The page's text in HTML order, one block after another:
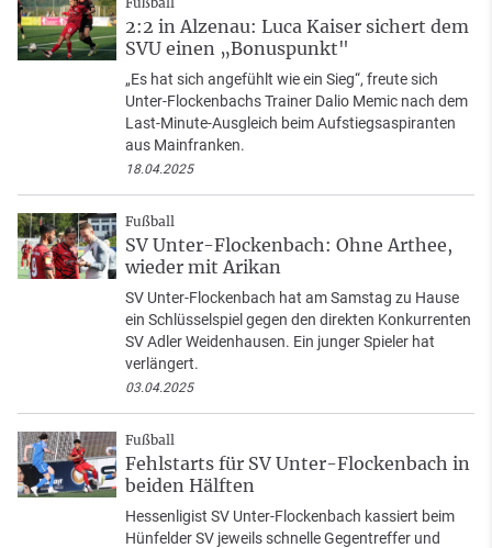
2:2 in Alzenau: Luca Kaiser sichert dem
SVU einen „Bonuspunkt"
„Es hat sich angefühlt wie ein Sieg“, freute sich
Unter-Flockenbachs Trainer Dalio Memic nach dem
Last-Minute-Ausgleich beim Aufstiegsaspiranten
aus Mainfranken.
18.04.2025
Fußball
SV Unter-Flockenbach: Ohne Arthee,
wieder mit Arikan
SV Unter-Flockenbach hat am Samstag zu Hause
ein Schlüsselspiel gegen den direkten Konkurrenten
SV Adler Weidenhausen. Ein junger Spieler hat
verlängert.
03.04.2025
Fußball
Fehlstarts für SV Unter-Flockenbach in
beiden Hälften
Hessenligist SV Unter-Flockenbach kassiert beim
Hünfelder SV jeweils schnelle Gegentreffer und